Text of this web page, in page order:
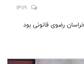
14119
رضوی قانونی بود